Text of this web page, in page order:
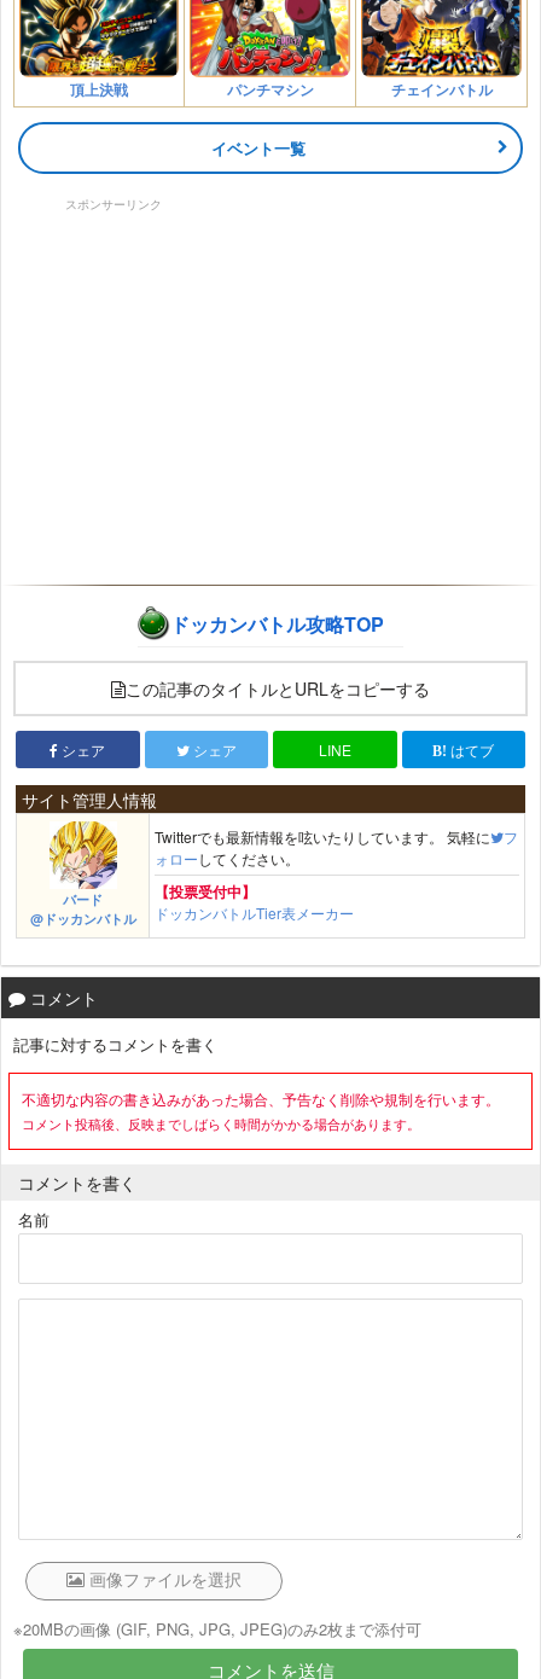
頂上決戦 パンチマシン チェインバトル
イベント一覧
スポンサーリンク
ドッカンバトル攻略TOP
この記事のタイトルとURLをコピーする
シェア シェア LINE はてブ
サイト管理人情報
バード
@ドッカンバトル
Twitterでも最新情報を呟いたりしています。 気軽に
フ
ォローしてください。
【投票受付中】
ドッカンバトルTier表メーカー
コメント
記事に対するコメントを書く
不適切な内容の書き込みがあった場合、予告なく削除や規制を行います。
コメント投稿後、反映までしばらく時間がかかる場合があります。
コメントを書く
※20MBの画像 (GIF, PNG, JPG, JPEG)のみ2枚まで添付可
名前